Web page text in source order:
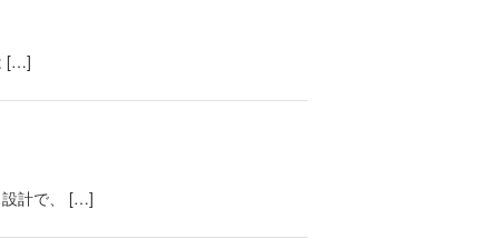
[…]
設計で、 […]